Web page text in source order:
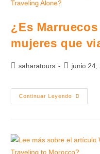
¿Es
mujeres que
saharatours junio 24,
Continuar Leyendo